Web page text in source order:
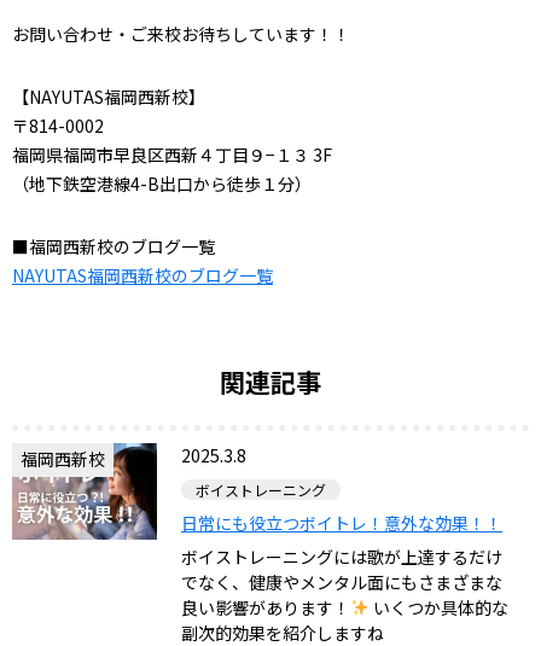
お問い合わせ・ご来校お待ちしています！！
【NAYUTAS福岡西新校】
〒814-0002
福岡県福岡市早良区西新４丁目９−１３ 3F
（地下鉄空港線4-B出口から徒歩１分）
■福岡西新校のブログ一覧
NAYUTAS福岡西新校のブログ一覧
関連記事
福岡西新校 2025.3.8
ボイストレーニング
日常にも役立つボイトレ！意外な効果！！
ボイストレーニングには歌が上達するだけ
でなく、健康やメンタル面にもさまざまな
良い影響があります！
いくつか具体的な
副次的効果を紹介しますね